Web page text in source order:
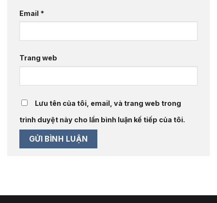
Email *
Trang web
Lưu tên của tôi, email, và trang web trong
trình duyệt này cho lần bình luận kế tiếp của tôi.